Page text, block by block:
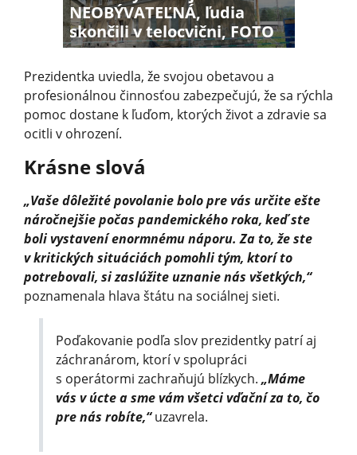
NEOBÝVATEĽNÁ, ľudia
skončili v telocvični, FOTO
Prezidentka uviedla, že svojou obetavou a
profesionálnou činnosťou zabezpečujú, že sa rýchla
pomoc dostane k ľuďom, ktorých život a zdravie sa
ocitli v ohrození.
Krásne slová
„Vaše dôležité povolanie bolo pre vás určite ešte
náročnejšie počas pandemického roka, keď ste
boli vystavení enormnému náporu. Za to, že ste
v kritických situáciách pomohli tým, ktorí to
potrebovali, si zaslúžite uznanie nás všetkých,“
poznamenala hlava štátu na sociálnej sieti.
Poďakovanie podľa slov prezidentky patrí aj
záchranárom, ktorí v spolupráci
s operátormi zachraňujú blízkych.„Máme
vás v úcte a sme vám všetci vďační za to, čo
pre nás robíte,“uzavrela.